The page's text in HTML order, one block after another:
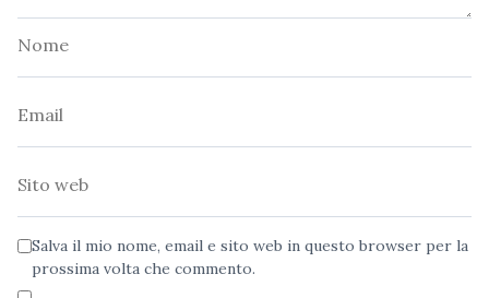
Salva il mio nome, email e sito web in questo browser per la
prossima volta che commento.